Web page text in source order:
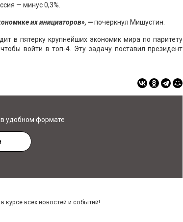
— минус 0,3%.
их инициаторов», —почеркнул Мишустин.
в пятерку крупнейших экономик мира по паритету
войти в топ-4. Эту задачу поставил президент
удобном формате
курсе всех новостей и событий!